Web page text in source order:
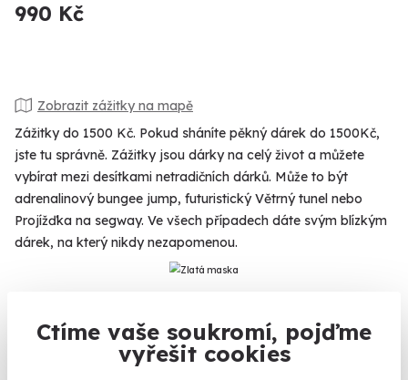
Ctíme vaše soukromí, pojďme
vyřešit cookies
990 Kč
Zobrazit zážitky na mapě
Zážitky do 1500 Kč. Pokud sháníte pěkný dárek do 1500Kč,
jste tu správně. Zážitky jsou dárky na celý život a můžete
vybírat mezi desítkami netradičních dárků. Může to být
adrenalinový bungee jump, futuristický Větrný tunel nebo
Projížďka na segway. Ve všech případech dáte svým blízkým
dárek, na který nikdy nezapomenou.
Na heureka.czmáme
96% spokojenost zákazníků.